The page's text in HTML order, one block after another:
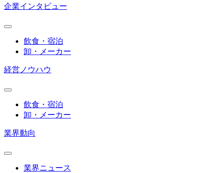
企業インタビュー
飲食・宿泊
卸・メーカー
経営ノウハウ
飲食・宿泊
卸・メーカー
業界動向
業界ニュース